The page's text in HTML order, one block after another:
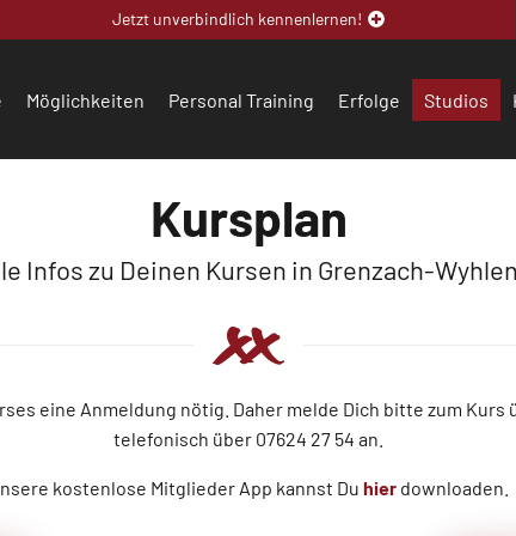
Jetzt unverbindlich kennenlernen!
Möglichkeiten Personal Training Erfolge Studios
Kursplan
Infos zu Deinen Kursen in Grenzach-Wyhlen
eine Anmeldung nötig. Daher melde Dich bitte zum Kurs
telefonisch über 07624 27 54 an.
kostenlose Mitglieder App kannst Du hier downloaden.